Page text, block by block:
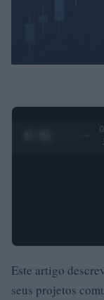
Este artigo
seus projetos